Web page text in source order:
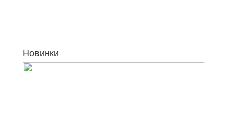
Новинки